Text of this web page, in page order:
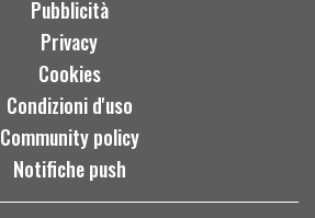
Pubblicità
Privacy
Cookies
Condizioni d'uso
Community policy
Notifiche push